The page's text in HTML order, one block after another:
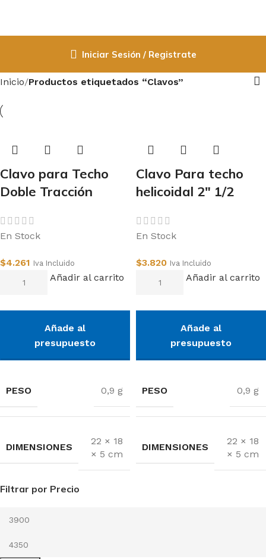
Iniciar Sesión / Registrate
Filtrar por Precio
Inicio Productos etiquetados “Clavos”
Clavo para Techo
Doble Tracción
En Stock
$4.261 Iva Incluido
Añadir al carrito
Añade al
presupuesto
PESO 0,9 g
DIMENSIONES
22 × 18
× 5 cm
Clavo Para techo
helicoidal 2″ 1/2
En Stock
$3.820 Iva Incluido
Añadir al carrito
Añade al
presupuesto
PESO 0,9 g
DIMENSIONES
22 × 18
× 5 cm